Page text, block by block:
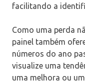
facilitando a
Como uma perda
painel também
números do ano
visualize uma
uma melhora ou